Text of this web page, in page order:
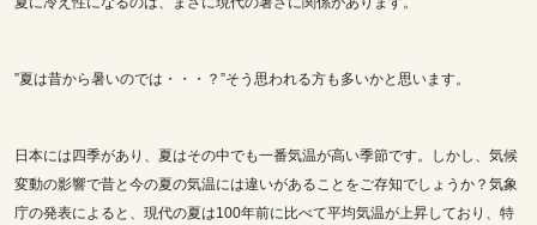
”夏は昔から暑いのでは・・・？”そう思われる方も多いかと思います。
日本には四季があり、夏はその中でも一番気温が高い季節です。しかし、気候
変動の影響で昔と今の夏の気温には違いがあることをご存知でしょうか？気象
庁の発表によると、現代の夏は100年前に比べて平均気温が上昇しており、特